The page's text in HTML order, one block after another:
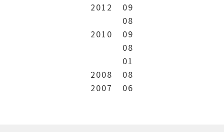
2012
09
08
2010
09
08
01
2008
08
2007
06